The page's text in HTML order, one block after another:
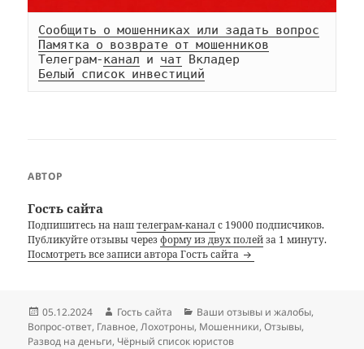
Сообщить о мошенниках или задать вопрос
Памятка о возврате от мошенников
Телеграм-канал и чат
Белый список инвестиций
АВТОР
Гость сайта
Подпишитесь на наштелеграм-каналс 19000 подписчиков.
Публикуйте отзывы черезформу из двух полейза 1 минуту.
Посмотреть все записи автора Гость сайта
Опубликовано
05.12.2024 Автор
Гость сайта Рубрики
Ваши отзывы и жалобы,
Вопрос-ответ, Главное,Лохотроны, Мошенники,Отзывы,
Развод на деньги, Чёрный список юристов